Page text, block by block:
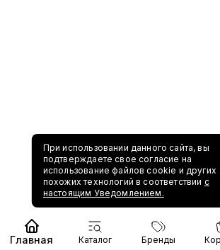
При использовании данного сайта, вы
подтверждаете свое согласие на
использование файлов cookie и других
похожих технологий в соответствии с
настоящим Уведомлением.
Главная Каталог Бренды